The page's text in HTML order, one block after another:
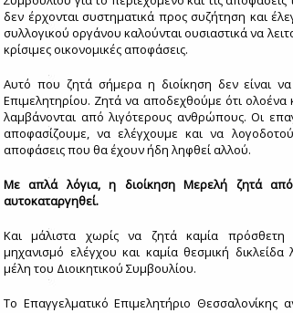
δεν έρχονται συστηματικά προς συζήτηση και
συλλογικού οργάνου καλούνται ουσιαστικά να
κρίσιμες οικονομικές αποφάσεις.
Αυτό που ζητά σήμερα η διοίκηση δεν είναι να
Επιμελητηρίου. Ζητά να αποδεχθούμε ότι ολοένα
λαμβάνονται από λιγότερους ανθρώπους. Οι
αποφασίζουμε, να ελέγχουμε και να
αποφάσεις που θα έχουν ήδη ληφθεί αλλού.
Με απλά λόγια, η διοίκηση Μερελή ζητά από
αυτοκαταργηθεί.
Και μάλιστα χωρίς να ζητά καμία πρόσθετη
μηχανισμό ελέγχου και καμία θεσμική
μέλη του Διοικητικού Συμβουλίου.
Το Επαγγελματικό Επιμελητήριο Θεσσαλονίκης